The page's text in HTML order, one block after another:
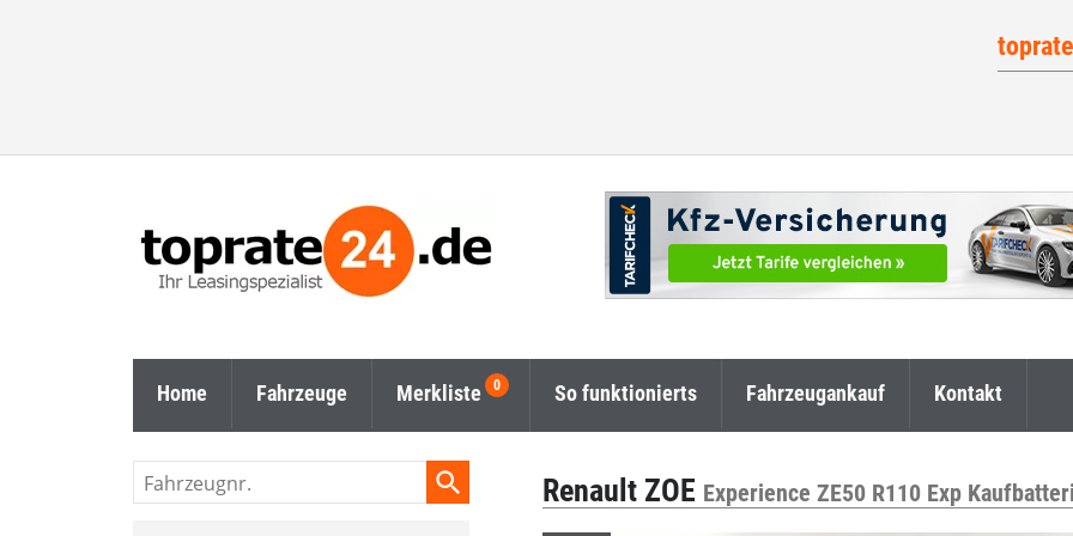
Home Fahrzeuge Merkliste So funktionierts Fahrzeugankauf Kontakt
Renault ZOE Experience ZE50 R110 Exp
Fahrzeugnr.